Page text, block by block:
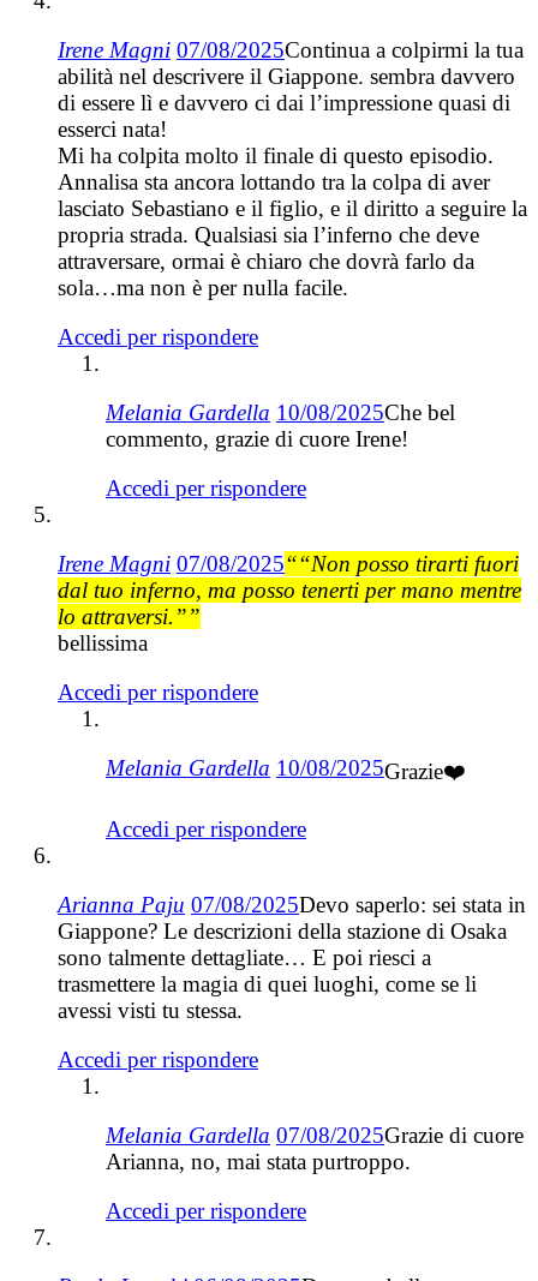
Irene Magni 07/08/2025Continua a colpirmi la tua
abilità nel descrivere il Giappone. sembra davvero
di essere lì e davvero ci dai l’impressione quasi di
esserci nata!
Mi ha colpita molto il finale di questo episodio.
Annalisa sta ancora lottando tra la colpa di aver
lasciato Sebastiano e il figlio, e il diritto a seguire la
propria strada. Qualsiasi sia l’inferno che deve
attraversare, ormai è chiaro che dovrà farlo da
sola…ma non è per nulla facile.
Accedi per rispondere
Melania Gardella 10/08/2025Che bel
commento, grazie di cuore Irene!
Accedi per rispondere
Irene Magni 07/08/2025““Non posso tirarti fuori
dal tuo inferno, ma posso tenerti per mano mentre
lo attraversi.””
bellissima
Accedi per rispondere
Melania Gardella 10/08/2025Grazie❤️
Accedi per rispondere
Arianna Paju 07/08/2025Devo saperlo: sei stata in
Giappone? Le descrizioni della stazione di Osaka
sono talmente dettagliate… E poi riesci a
trasmettere la magia di quei luoghi, come se li
avessi visti tu stessa.
Accedi per rispondere
Melania Gardella 07/08/2025Grazie di cuore
Arianna, no, mai stata purtroppo.
Accedi per rispondere